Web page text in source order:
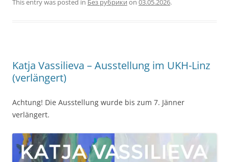
This entry was posted in Без рубрики on 03.05.2026.
Katja Vassilieva – Ausstellung im UKH-Linz
(verlängert)
Achtung! Die Ausstellung wurde bis zum 7. Jänner
verlängert.